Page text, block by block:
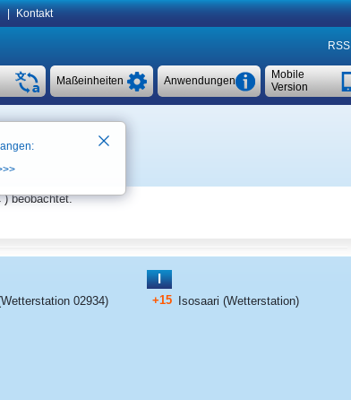
Kontakt
RSS
Mobile
Version
Anwendungen
Maßeinheiten
) beobachtet.
02934)
I
+15 Isosaari (Wetterstation)